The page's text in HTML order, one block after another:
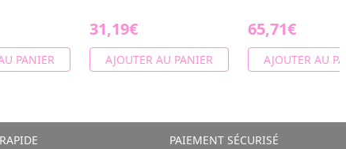
PANIER
31,19€
AJOUTER AU PANIER
65,71€
AJOUTER AU
PAIEMENT SÉCURISÉ